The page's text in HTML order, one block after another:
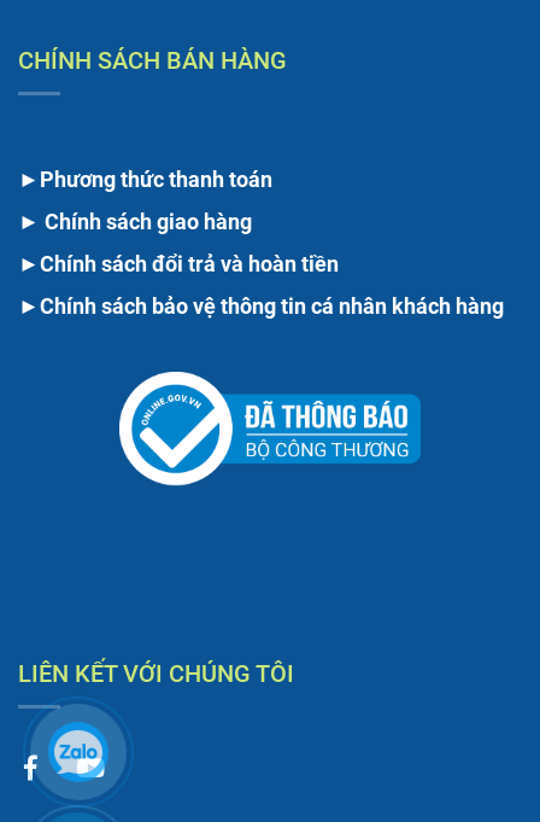
CHÍNH SÁCH BÁN HÀNG
► Phương thức thanh toán
► Chính sách giao hàng
►Chính sách đổi trả và hoàn tiền
►Chính sách bảo vệ thông tin cá nhân khách hàng
LIÊN KẾT VỚI CHÚNG TÔI